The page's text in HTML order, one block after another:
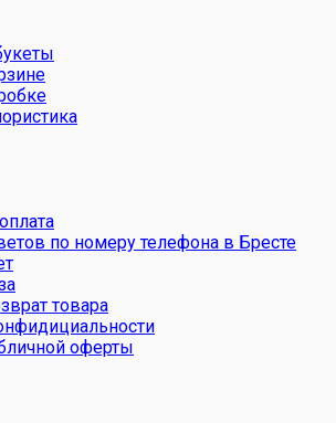
по номеру телефона в Бресте
товара
оферты